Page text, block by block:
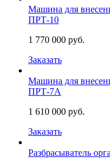
Машина для
ПРТ-10
1 770 000 руб.
Заказать
Машина для
ПРТ-7А
1 610 000 руб.
Заказать
Разбрасыватель